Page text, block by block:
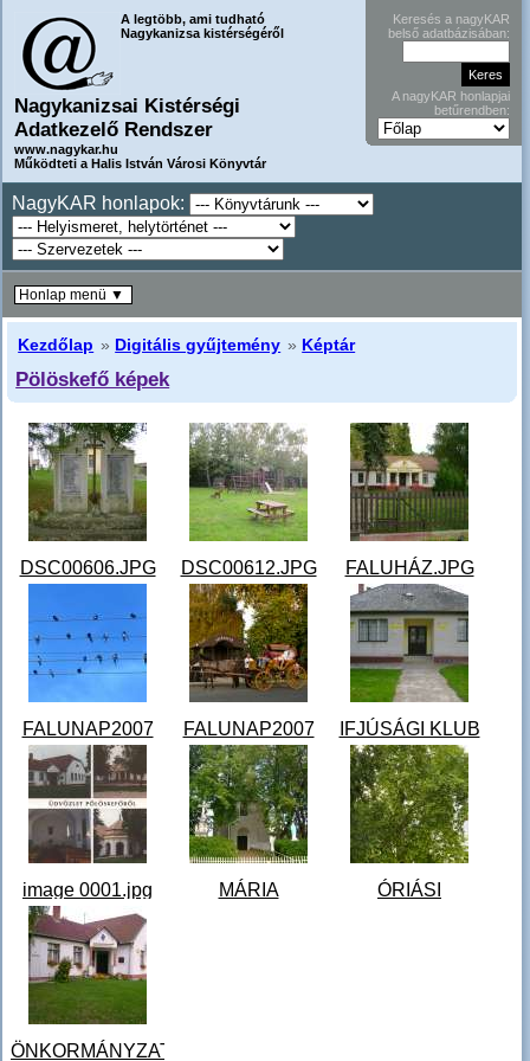
A legtöbb, ami tudható
Nagykanizsa kistérségéről
Nagykanizsai Kistérségi
Adatkezelő Rendszer
www.nagykar.hu
Működteti a Halis István Városi Könyvtár
Keresés a nagyKAR
belső adatbázisában:
A nagyKAR honlapjai
betűrendben:
NagyKAR honlapok:
Kezdőlap » Digitális gyűjtemény » Képtár
Pölöskefő képek
DSC00606.JPG
világháborús
emlékmű
DSC00612.JPG
Korszerű játszótér
a faluban
FALUHÁZ.JPG
Pálffy- kúria ma
faluház
FALUNAP2007
001.jpg
2007. évi falunap
ahol a falu fecskéi
is jelen voltak
FALUNAP2007
087.jpg
2007. évi falunap
apraja nagyja
vidáman töltötte a
napot ...
IFJÚSÁGI KLUB
KONDI
TEREM.JPG
Ifjúsági klub és
kondicionáló
terem.
image 0001.jpg
MÁRIA
ÓRIÁSI
ÖNKORMÁNYZAT
Honlap menü ▼